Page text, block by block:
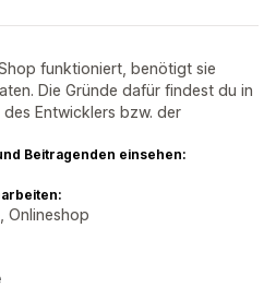
funktioniert, benötigt sie
Die Gründe dafür findest du in
des Entwicklers bzw. der
Beitragenden einsehen:
Onlineshop